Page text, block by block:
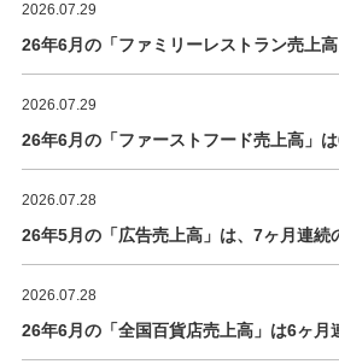
2026.07.29
26年6月の「ファミリーレストラン売上
2026.07.29
26年6月の「ファーストフード売上高」
2026.07.28
26年5月の「広告売上高」は、7ヶ月連続
2026.07.28
26年6月の「全国百貨店売上高」は6ヶ月